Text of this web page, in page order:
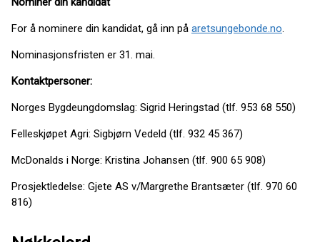
For å nominere din kandidat, gå inn på aretsungebonde.no.
Nominasjonsfristen er 31. mai.
Kontaktpersoner:
Norges Bygdeungdomslag: Sigrid Heringstad (tlf. 953 68 550)
Felleskjøpet Agri: Sigbjørn Vedeld (tlf. 932 45 367)
McDonalds i Norge: Kristina Johansen (tlf. 900 65 908)
Prosjektledelse: Gjete AS v/Margrethe Brantsæter (tlf. 970 60
816)